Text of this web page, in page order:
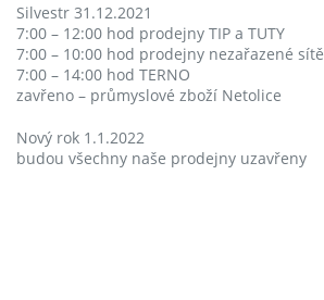
Silvestr 31.12.2021
7:00 – 12:00 hod prodejny TIP a TUTY
7:00 – 10:00 hod prodejny nezařazené sítě
7:00 – 14:00 hod TERNO
zavřeno – průmyslové zboží Netolice
Nový rok 1.1.2022
budou všechny naše prodejny uzavřeny